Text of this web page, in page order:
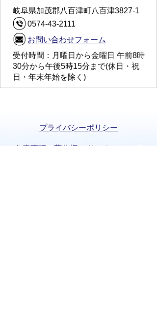
岐阜県加茂郡八百津町八百津3827-1
0574-43-2111
お問い合わせフォーム
受付時間：月曜日から金曜日 午前8時
30分から午後5時15分まで(休日・祝
日・年末年始を除く)
プライバシーポリシー
免責事項・著作権 リンクについて